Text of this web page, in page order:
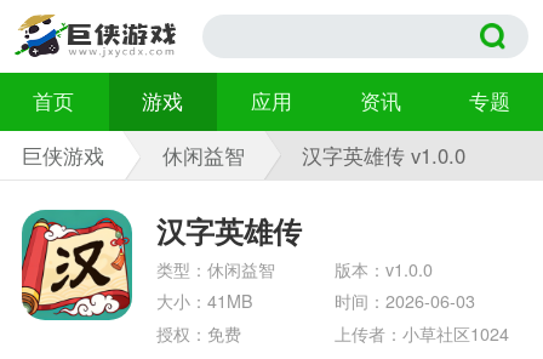
首页 游戏 应用 资讯
专题
巨侠游戏
休闲益智 汉字英雄传 v1.0.0
汉字英雄传
类型：休闲益智
版本：v1.0.0
大小：41MB
时间：2026-06-03
授权：免费
上传者：小草社区1024